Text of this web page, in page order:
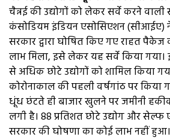
चैन्नई की उद्योगों को लेकर सर्वे करने
कंसोडियम इंडियन एसोसिएशन (सीआईए)
सरकार द्वारा घोषित किए गए राहत पैकेज
लाभ मिला, इसे लेकर यह सर्वे किया गया।
से अधिक छोटे उद्योगों को शामिल किया
कोरोनाकाल की पहली वर्षगांठ पर किया
धूंध छंटते ही बाजार खुलने पर जमीनी
लगी है। 88 प्रतिशत छोटे उद्योग और सेल्फ
सरकार की घोषणा का कोई लाभ नहीं